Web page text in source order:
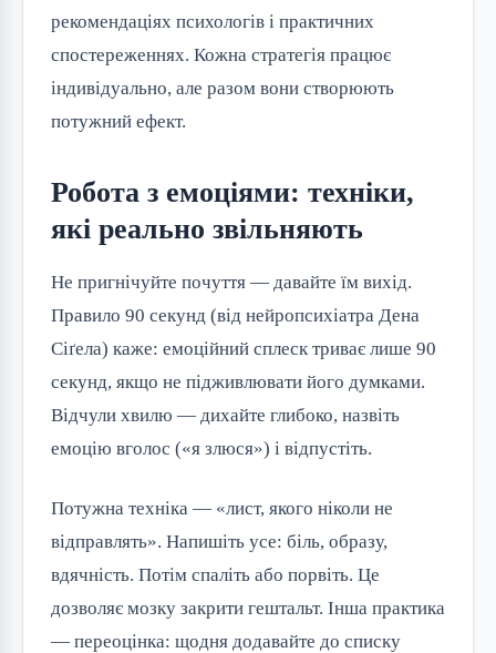
рекомендаціях психологів і практичних
спостереженнях. Кожна стратегія працює
індивідуально, але разом вони створюють
потужний ефект.
Робота з емоціями: техніки,
які реально звільняють
Не пригнічуйте почуття — давайте їм вихід.
Правило 90 секунд (від нейропсихіатра Дена
Сіґела) каже: емоційний сплеск триває лише 90
секунд, якщо не підживлювати його думками.
Відчули хвилю — дихайте глибоко, назвіть
емоцію вголос («я злюся») і відпустіть.
Потужна техніка — «лист, якого ніколи не
відправлять». Напишіть усе: біль, образу,
вдячність. Потім спаліть або порвіть. Це
дозволяє мозку закрити гештальт. Інша практика
— переоцінка: щодня додавайте до списку